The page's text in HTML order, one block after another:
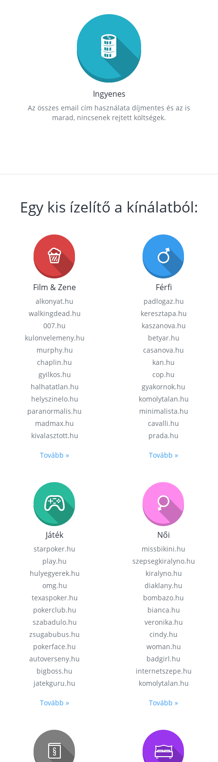
Ingyenes
Az összes email cím használata díjmentes és az is
marad, nincsenek rejtett költségek.
Egy kis ízelítő a kínálatból:
Film & Zene
alkonyat.hu
walkingdead.hu
007.hu
kulonvelemeny.hu
murphy.hu
chaplin.hu
gyilkos.hu
halhatatlan.hu
helyszinelo.hu
paranormalis.hu
madmax.hu
kivalasztott.hu
Tovább »
Férfi
padlogaz.hu
keresztapa.hu
kaszanova.hu
betyar.hu
casanova.hu
kan.hu
cop.hu
gyakornok.hu
komolytalan.hu
minimalista.hu
cavalli.hu
prada.hu
Tovább »
Játék
starpoker.hu
play.hu
hulyegyerek.hu
omg.hu
texaspoker.hu
pokerclub.hu
szabadulo.hu
zsugabubus.hu
pokerface.hu
autoverseny.hu
bigboss.hu
jatekguru.hu
Tovább »
Női
missbikini.hu
szepsegkiralyno.hu
kiralyno.hu
diaklany.hu
bombazo.hu
bianca.hu
veronika.hu
cindy.hu
woman.hu
badgirl.hu
internetszepe.hu
komolytalan.hu
Tovább »